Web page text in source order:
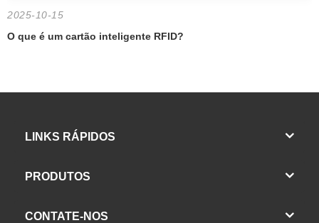
2025-10-15
O que é um cartão inteligente RFID?
LINKS RÁPIDOS
PRODUTOS
CONTATE-NOS